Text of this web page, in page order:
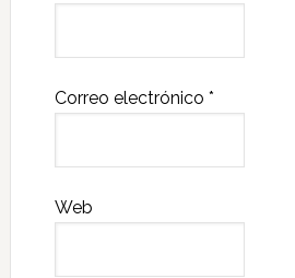
Correo electrónico *
Web